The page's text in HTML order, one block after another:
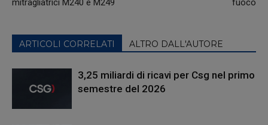
mitragliatrici M240 e M249 fuoco
ARTICOLI CORRELATI ALTRO DALL'AUTORE
3,25 miliardi di ricavi per Csg nel primo
semestre del 2026